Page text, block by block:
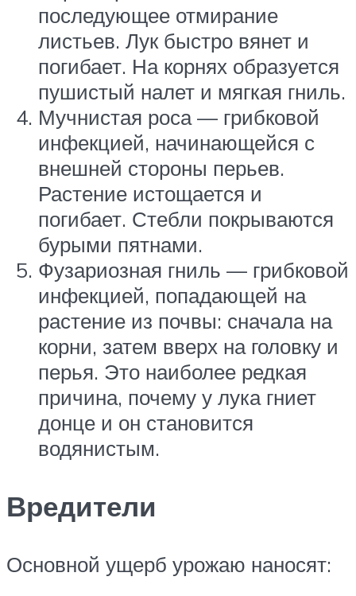
последующее отмирание
листьев. Лук быстро вянет и
погибает. На корнях образуется
пушистый налет и мягкая гниль.
Мучнистая роса — грибковой
инфекцией, начинающейся с
внешней стороны перьев.
Растение истощается и
погибает. Стебли покрываются
бурыми пятнами.
Фузариозная гниль — грибковой
инфекцией, попадающей на
растение из почвы: сначала на
корни, затем вверх на головку и
перья. Это наиболее редкая
причина, почему у лука гниет
донце и он становится
водянистым.
Вредители
Основной ущерб урожаю наносят: